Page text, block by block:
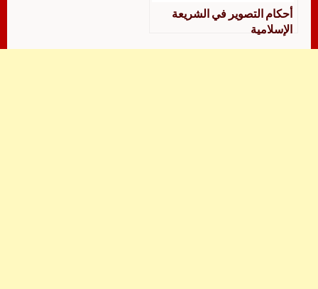
أحكام التصوير في الشريعة
الإسلامية